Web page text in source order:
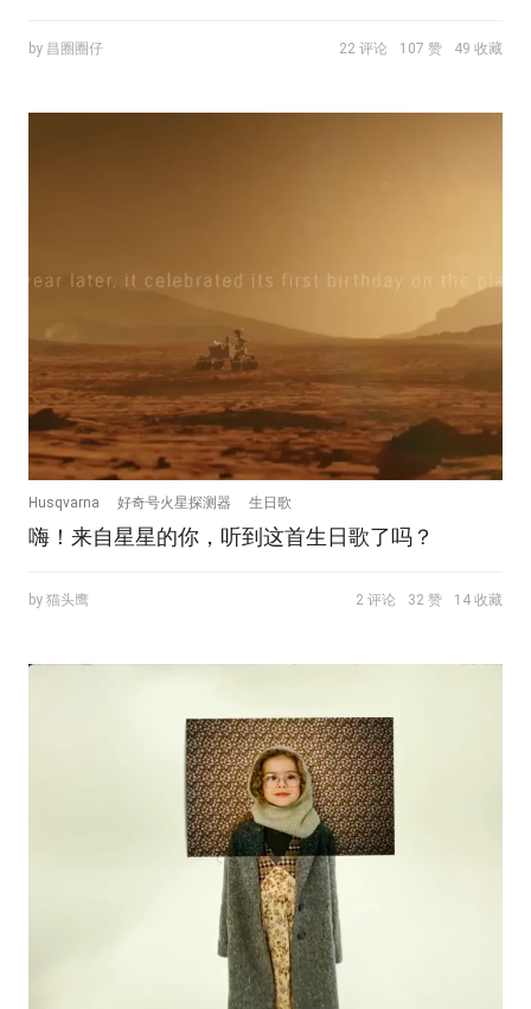
by 昌圈圈仔 22 评论 107 赞 49 收藏
Husqvarna 好奇号火星探测器 生日歌
嗨！来自星星的你，听到这首生日歌了吗？
by 猫头鹰 2 评论 32 赞 14 收藏